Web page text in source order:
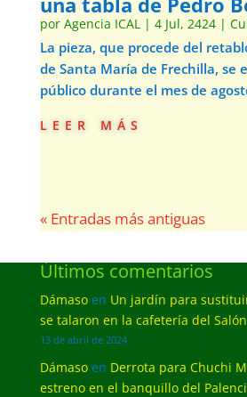
por Agencia ICAL | 4 Jul, 2424|
La pieza, que procede del
de Santa María de Frechilla, se
público durante el mes de
leer más
« Entradas más antiguas
Últimos comentarios
Dámasoen Un jardín para
se talaron en la cafetería del Salón
13 de abril de 2024
Dámasoen Derrota para Chuchi
estreno en el banquillo del